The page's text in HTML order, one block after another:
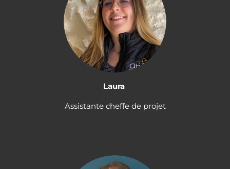
Laura
Assistante cheffe de projet